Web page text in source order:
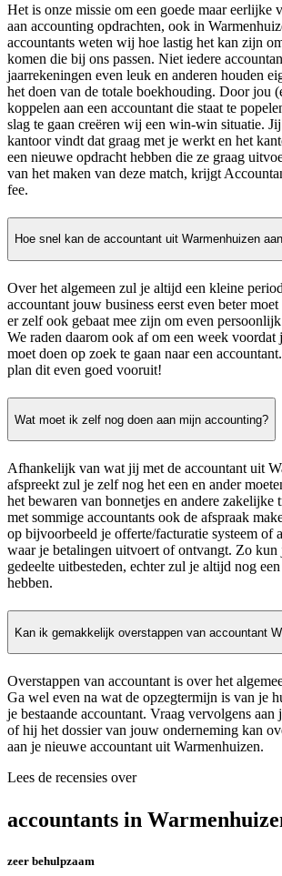
Het is onze missie om een goede maar eerlijke
aan accounting opdrachten, ook in
accountants weten wij hoe lastig het kan zijn
komen die bij ons passen. Niet iedere
jaarrekeningen even leuk en anderen houden
het doen van de totale boekhouding. Door jou
koppelen aan een accountant die staat te
slag te gaan creëren wij een win-win situatie.
kantoor vindt dat graag met je werkt en het
een nieuwe opdracht hebben die ze graag
van het maken van deze match, krijgt
fee.
Hoe snel kan de accountant uit Warmenhuizen
Over het algemeen zul je altijd een kleine
accountant jouw business eerst even beter
er zelf ook gebaat mee zijn om even
We raden daarom ook af om een week voordat
moet doen op zoek te gaan naar een
plan dit even goed vooruit!
Wat moet ik zelf nog doen aan mijn accounting?
Afhankelijk van wat jij met de accountant uit
afspreekt zul je zelf nog het een en ander
het bewaren van bonnetjes en andere zakelijke
met sommige accountants ook de afspraak
op bijvoorbeeld je offerte/facturatie systeem of
waar je betalingen uitvoert of ontvangt. Zo kun
gedeelte uitbesteden, echter zul je altijd nog
hebben.
Kan ik gemakkelijk overstappen van accountant
Overstappen van accountant is over het
Ga wel even na wat de opzegtermijn is van je
je bestaande accountant. Vraag vervolgens aan
of hij het dossier van jouw onderneming kan
aan je nieuwe accountant uit Warmenhuizen.
Lees de recensies over
accountants in
zeer behulpzaam